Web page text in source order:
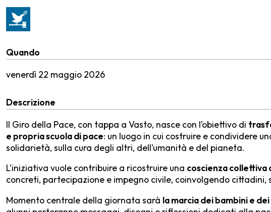
Quando
venerdì 22 maggio 2026
Descrizione
Il Giro della Pace, con tappa a Vasto, nasce con l’obiettivo di
e propria scuola di pace: un luogo in cui costruire e condividere
solidarietà, sulla cura degli altri, dell’umanità e del pianeta.
L’iniziativa vuole contribuire a ricostruire una coscienza collettiva
concreti, partecipazione e impegno civile, coinvolgendo cittadini,
Momento centrale della giornata sarà la marcia dei bambini e